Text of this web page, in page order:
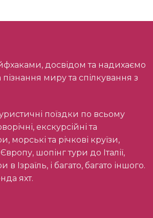
миру та спілкування з
екскурсійні та
морські та річкові круїзи,
шопінг тури до Італії,
Ізраїль, і багато, багато іншого.
яхт.